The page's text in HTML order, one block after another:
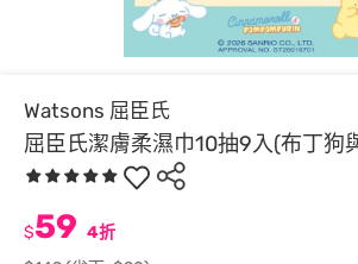
Watsons 屈臣氏
屈臣氏潔膚柔濕巾10抽9入(布丁狗
$59 4折